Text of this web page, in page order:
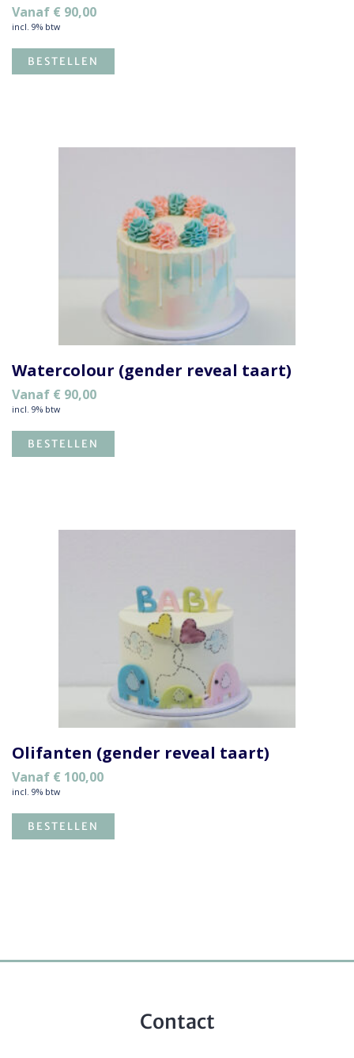
Vanaf € 90,00
incl. 9% btw
BESTELLEN
Watercolour (gender reveal taart)
Vanaf € 90,00
incl. 9% btw
BESTELLEN
Olifanten (gender reveal taart)
Vanaf € 100,00
incl. 9% btw
BESTELLEN
Contact